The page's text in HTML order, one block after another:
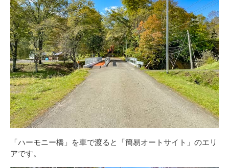
「ハーモニー橋」を車で渡ると「簡易オートサイト」のエリ
アです。